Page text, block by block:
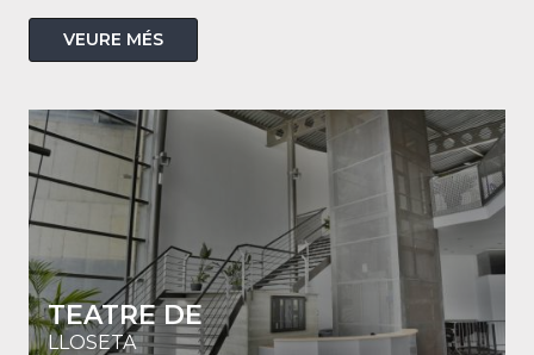
VEURE MÉS
TEATRE DE
LLOSETA